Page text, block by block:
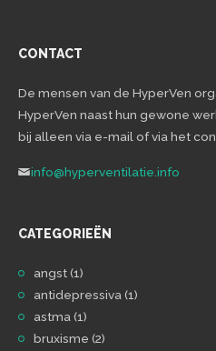
CONTACT
De mensen van de HyperVen
HyperVen naast hun gewone
bij alleen via e-mail of via het
info@hyperventilatie.info
CATEGORIEËN
angst(1)
antidepressiva (1)
astma (1)
bruxisme (2)